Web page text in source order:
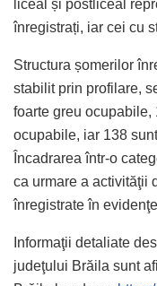
liceal și postliceal
înregistrați, iar cei cu
Structura șomerilor
stabilit prin profilare,
foarte greu
ocupabile, iar 138
Încadrarea într-o
ca urmare a activităţii
înregistrate în
Informaţii detaliate
judeţului Brăila sunt